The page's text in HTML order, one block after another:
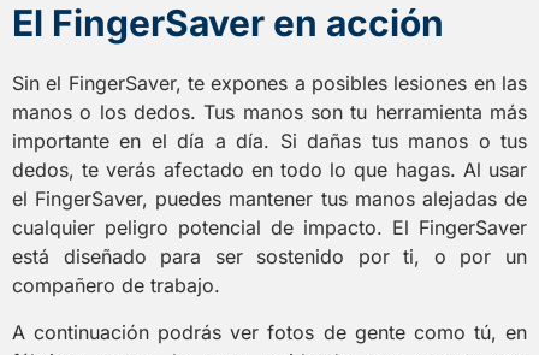
El FingerSaver en acción
Sin el FingerSaver, te expones a posibles lesiones en las
manos o los dedos. Tus manos son tu herramienta más
importante en el día a día. Si dañas tus manos o tus
dedos, te verás afectado en todo lo que hagas. Al usar
el FingerSaver, puedes mantener tus manos alejadas de
cualquier peligro potencial de impacto. El FingerSaver
está diseñado para ser sostenido por ti, o por un
compañero de trabajo.
A continuación podrás ver fotos de gente como tú, en